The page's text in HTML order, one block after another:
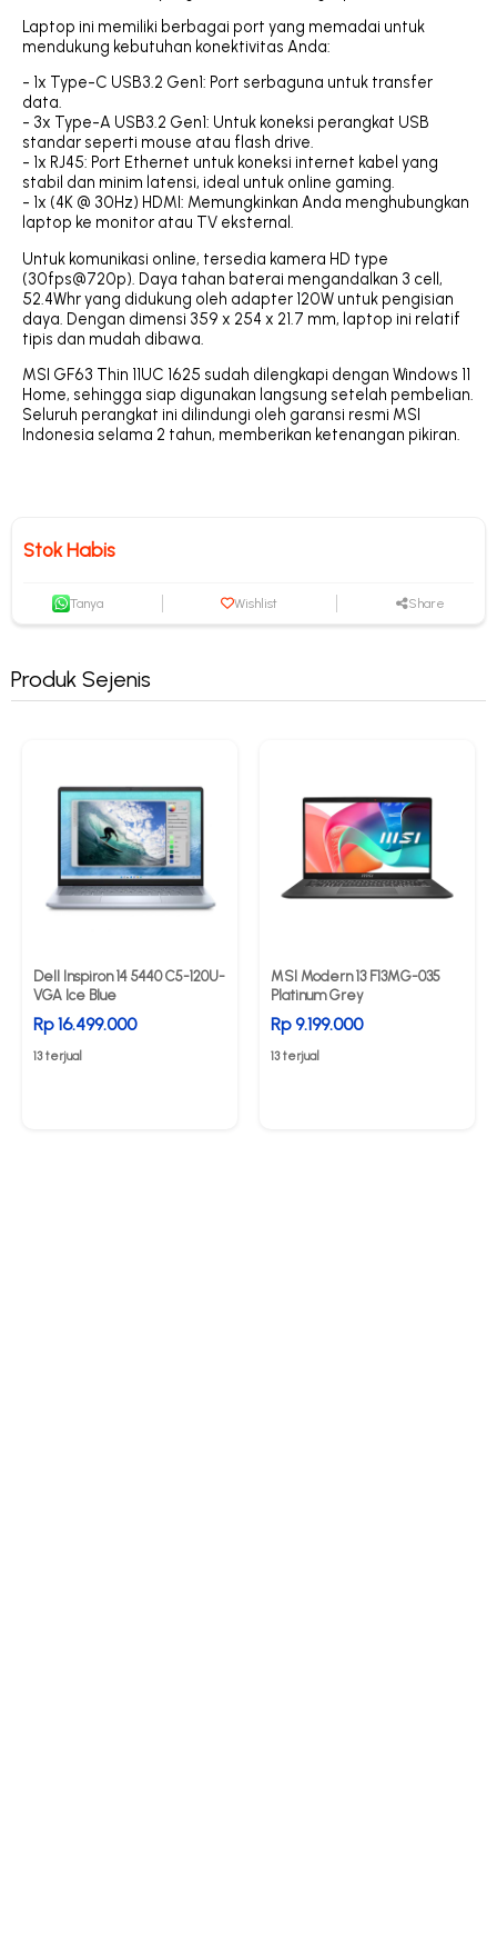
Laptop ini memiliki berbagai port yang memadai untuk
mendukung kebutuhan konektivitas Anda:
- 1x Type-C USB3.2 Gen1: Port serbaguna untuk transfer
data.
- 3x Type-A USB3.2 Gen1: Untuk koneksi perangkat USB
standar seperti mouse atau flash drive.
- 1x RJ45: Port Ethernet untuk koneksi internet kabel yang
stabil dan minim latensi, ideal untuk online gaming.
- 1x (4K @ 30Hz) HDMI: Memungkinkan Anda menghubungkan
laptop ke monitor atau TV eksternal.
Untuk komunikasi online, tersedia kamera HD type
(30fps@720p). Daya tahan baterai mengandalkan 3 cell,
52.4Whr yang didukung oleh adapter 120W untuk pengisian
daya. Dengan dimensi 359 x 254 x 21.7 mm, laptop ini relatif
tipis dan mudah dibawa.
MSI GF63 Thin 11UC 1625 sudah dilengkapi dengan Windows 11
Home, sehingga siap digunakan langsung setelah pembelian.
Seluruh perangkat ini dilindungi oleh garansi resmi MSI
Indonesia selama 2 tahun, memberikan ketenangan pikiran.
Stok Habis
Tanya Wishlist Share
Produk Sejenis
Dell Inspiron 14 5440 C5-120U-
VGA Ice Blue
Rp 16.499.000
13 terjual
MSI Modern 13 F13MG-035
Platinum Grey
Rp 9.199.000
13 terjual